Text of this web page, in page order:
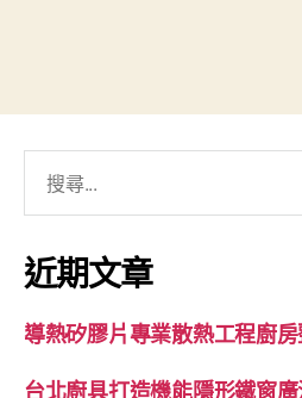
關
鍵
字:
近期文章
導熱矽膠片專業散熱工程廚
台北廚具打造機能隱形鐵窗